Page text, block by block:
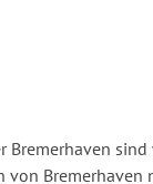
Bremerhaven
Bremerhaven